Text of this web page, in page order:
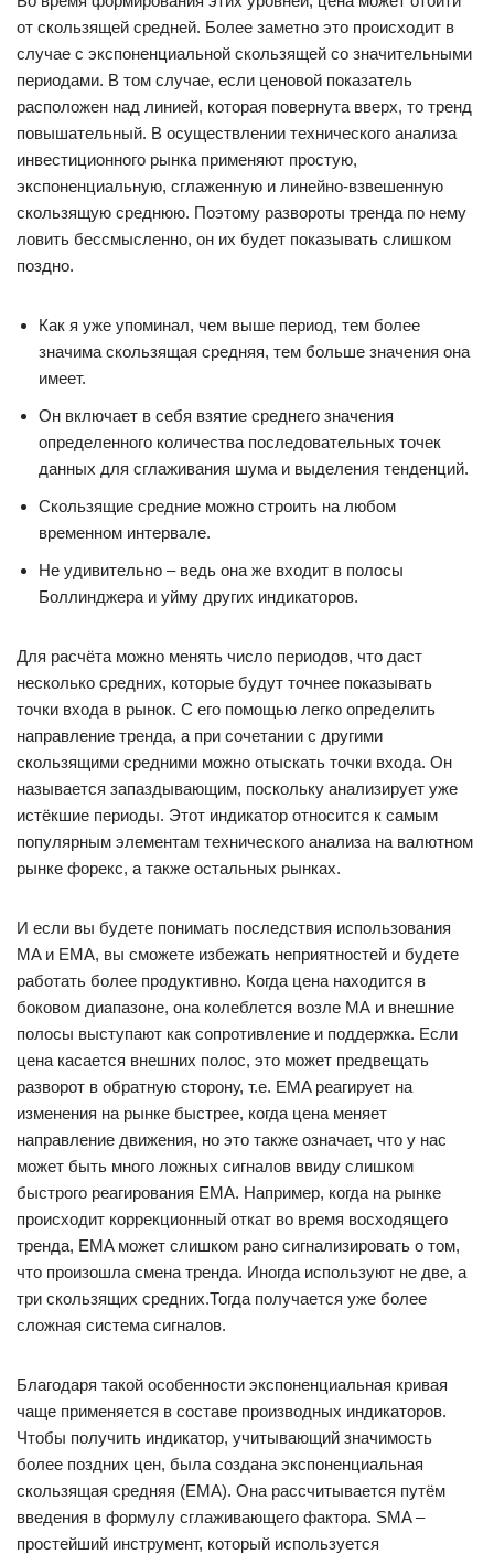
от скользящей средней. Более заметно это происходит в
случае с экспоненциальной скользящей со значительными
периодами. В том случае, если ценовой показатель
расположен над линией, которая повернута вверх, то тренд
повышательный. В осуществлении технического анализа
инвестиционного рынка применяют простую,
экспоненциальную, сглаженную и линейно-взвешенную
скользящую среднюю. Поэтому развороты тренда по нему
ловить бессмысленно, он их будет показывать слишком
поздно.
Как я уже упоминал, чем выше период, тем более
значима скользящая средняя, тем больше значения она
имеет.
Он включает в себя взятие среднего значения
определенного количества последовательных точек
данных для сглаживания шума и выделения тенденций.
Скользящие средние можно строить на любом
временном интервале.
Не удивительно – ведь она же входит в полосы
Боллинджера и уйму других индикаторов.
Для расчёта можно менять число периодов, что даст
несколько средних, которые будут точнее показывать
точки входа в рынок. С его помощью легко определить
направление тренда, а при сочетании с другими
скользящими средними можно отыскать точки входа. Он
называется запаздывающим, поскольку анализирует уже
истёкшие периоды. Этот индикатор относится к самым
популярным элементам технического анализа на валютном
рынке форекс, а также остальных рынках.
И если вы будете понимать последствия использования
MA и EMA, вы сможете избежать неприятностей и будете
работать более продуктивно. Когда цена находится в
боковом диапазоне, она колеблется возле МА и внешние
полосы выступают как сопротивление и поддержка. Если
цена касается внешних полос, это может предвещать
разворот в обратную сторону, т.е. EMA реагирует на
изменения на рынке быстрее, когда цена меняет
направление движения, но это также означает, что у нас
может быть много ложных сигналов ввиду слишком
быстрого реагирования EMA. Например, когда на рынке
происходит коррекционный откат во время восходящего
тренда, EMA может слишком рано сигнализировать о том,
что произошла смена тренда. Иногда используют не две, а
три скользящих средних.Тогда получается уже более
сложная система сигналов.
Благодаря такой особенности экспоненциальная кривая
чаще применяется в составе производных индикаторов.
Чтобы получить индикатор, учитывающий значимость
более поздних цен, была создана экспоненциальная
скользящая средняя (ЕМА). Она рассчитывается путём
введения в формулу сглаживающего фактора. SMA –
простейший инструмент, который используется